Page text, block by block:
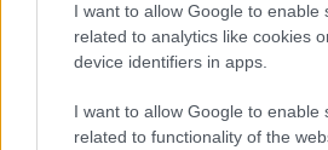
I want to allow Google to enable
related to analytics like cookies
device identifiers in apps.
I want to allow Google to enable
related to functionality of the
Xiaomi legszebb okosórája
EU raktárból akciósan Lenovo M10
Xiaomi okosóra és ceruza akcióban